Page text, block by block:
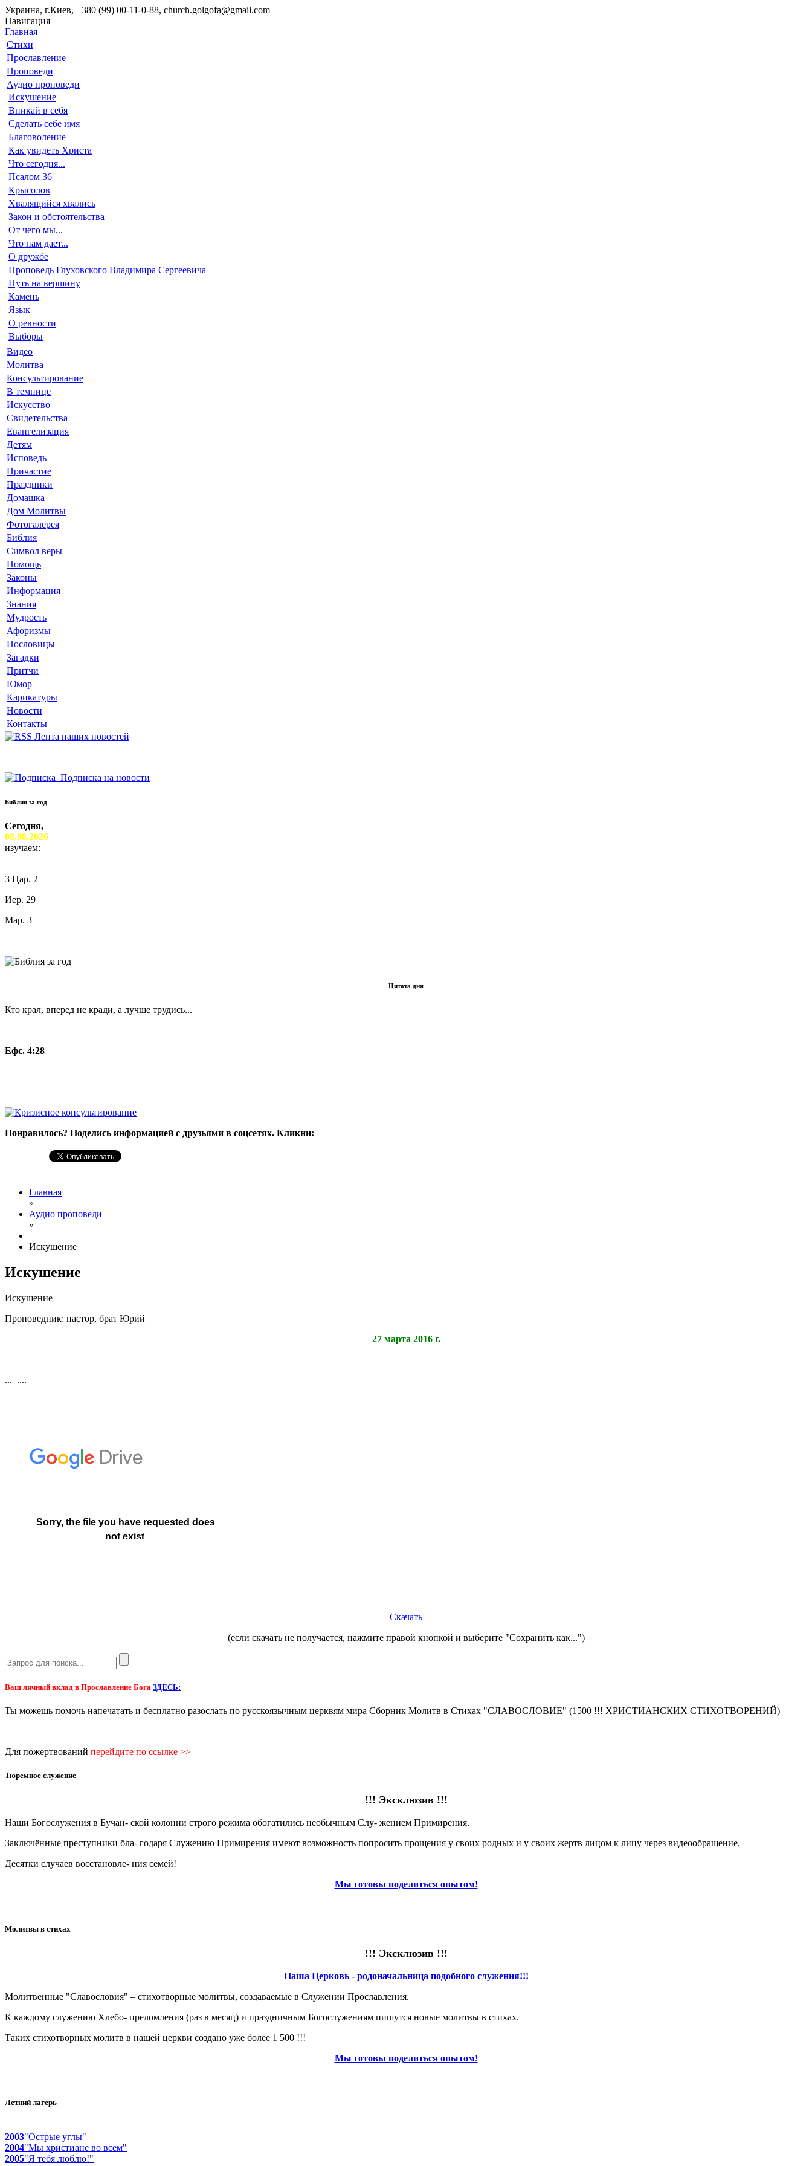
Украина, г.Киев, +380 (99) 00-11-0-88, church.golgofa@gmail.com
Навигация
Главная
Стихи
Прославление
Проповеди
Аудио проповеди
Искушение
Вникай в себя
Сделать себе имя
Благоволение
Как увидеть Христа
Что сегодня...
Псалом 36
Крысолов
Хвалящийся хвались
Закон и обстоятельства
От чего мы...
Что нам дает...
О дружбе
Проповедь Глуховского Владимира Сергеевича
Путь на вершину
Камень
Язык
О ревности
Выборы
Видео
Молитва
Консультирование
В темнице
Искусство
Свидетельства
Евангелизация
Детям
Исповедь
Причастие
Праздники
Домашка
Дом Молитвы
Фотогалерея
Библия
Символ веры
Помощь
Законы
Информация
Знания
Мудрость
Афоризмы
Пословицы
Загадки
Притчи
Юмор
Карикатуры
Новости
Контакты
Лента наших новостей
Подписка на новости
Библия за год
Сегодня,
08.08.2026
изучаем:
3 Цар. 2
Иер. 29
Мар. 3
Цитата дня
Кто крал, вперед не кради, а лучше трудись...
Ефс. 4:28
Понравилось? Поделись информацией с друзьями в соцсетях. Кликни:
Главная
»
Аудио проповеди
»
Искушение
Искушение
Искушение
Проповедник: пастор, брат Юрий
27 марта 2016 г.
... ....
Скачать
(если скачать не получается, нажмите правой кнопкой и выберите "Сохранить как...")
Ваш личный вклад в Прославление Бога ЗДЕСЬ:
Ты можешь помочь напечатать и бесплатно разослать по русскоязычным церквям мира Сборник Молитв в Стихах "СЛАВОСЛОВИЕ" (1500 !!! ХРИСТИАНСКИХ СТИХОТВОРЕНИЙ)
Для пожертвований перейдите по ссылке >>
Тюремное служение
!!! Эксклюзив !!!
Наши Богослужения в Бучан- ской колонии строго режима обогатились необычным Слу- жением Примирения.
Заключённые преступники бла- годаря Служению Примирения имеют возможность попросить прощения у своих родных и у своих жертв лицом к лицу через видеообращение.
Десятки случаев восстановле- ния семей!
Мы готовы поделиться опытом!
Молитвы в стихах
!!! Эксклюзив !!!
Наша Церковь - родоначальница подобного служения!!!
Молитвенные "Славословия" – стихотворные молитвы, создаваемые в Служении Прославления.
К каждому служению Хлебо- преломления (раз в месяц) и праздничным Богослужениям пишутся новые молитвы в стихах.
Таких стихотворных молитв в нашей церкви создано уже более 1 500 !!!
Мы готовы поделиться опытом!
Летний лагерь
2003"Острые углы"
2004"Мы христиане во всем"
2005"Я тебя люблю!"